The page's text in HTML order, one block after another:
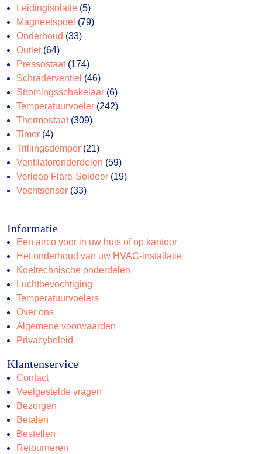
producten
Leidingisolatie 55
producten
Magneetspoel 7979
Onderhoud 3333
Outlet 6464
producten
Pressostaat 174174
producten
Schräderventiel 4646
producten
Stromingsschakelaar 66
producten
Temperatuurvoeler 242242
Thermostaat 309309
Timer 44
producten
Trillingsdemper 2121
producten
Ventilatoronderdelen 5959
producten
Verloop Flare-Soldeer 1919
Vochtsensor 3333
Informatie
Een airco voor in uw huis of op kantoor
Het onderhoud van uw HVAC-installatie
Koeltechnische onderdelen
Luchtbevochtiging
Temperatuurvoelers
Over ons
Algemene voorwaarden
Privacybeleid
Klantenservice
Contact
Veelgestelde vragen
Bezorgen
Betalen
Bestellen
Retourneren